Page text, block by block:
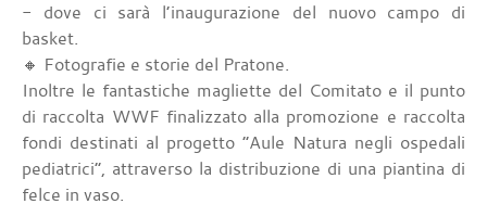
- dove ci sarà l’inaugurazione del nuovo campo di
basket.
🔸 Fotografie e storie del Pratone.
Inoltre le fantastiche magliette del Comitato e il punto
di raccolta WWF finalizzato alla promozione e raccolta
fondi destinati al progetto “Aule Natura negli ospedali
pediatrici”, attraverso la distribuzione di una piantina di
felce in vaso.